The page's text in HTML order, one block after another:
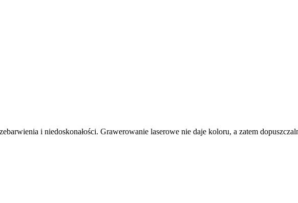
i niedoskonałości. Grawerowanie laserowe nie daje koloru, a zatem